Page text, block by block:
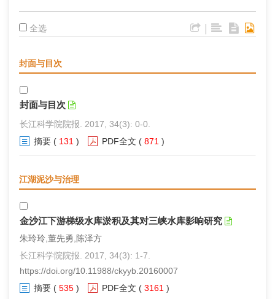
全选
封面与目次
封面与目次
长江科学院院报. 2017, 34(3): 0-0.
摘要 ( 131 ) PDF全文 ( 871 )
江湖泥沙与治理
金沙江下游梯级水库淤积及其对三峡水库影响研究
朱玲玲,董先勇,陈泽方
长江科学院院报. 2017, 34(3): 1-7.
https://doi.org/10.11988/ckyyb.20160007
摘要 ( 535 ) PDF全文 ( 3161 )